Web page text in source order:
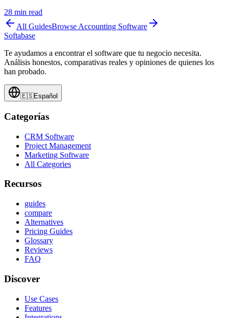
28 min read
All GuidesBrowse Accounting Software
Softabase
Te ayudamos a encontrar el software que tu negocio necesita.
Análisis honestos, comparativas reales y opiniones de quienes los
han probado.
🇪🇸Español
Categorías
CRM Software
Project Management
Marketing Software
All Categories
Recursos
guides
compare
Alternatives
Pricing Guides
Glossary
Reviews
FAQ
Discover
Use Cases
Features